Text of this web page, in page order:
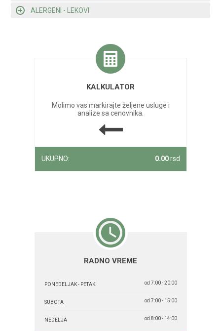
ALERGENI - LEKOVI
KALKULATOR
Molimo vas markirajte željene usluge i
analize sa cenovnika.
UKUPNO: 0.00rsd
RADNO VREME
PONEDELJAK - PETAK od 7:00 - 20:00
SUBOTA od 7:00 - 15:00
NEDELJA od 8:00 - 14:00